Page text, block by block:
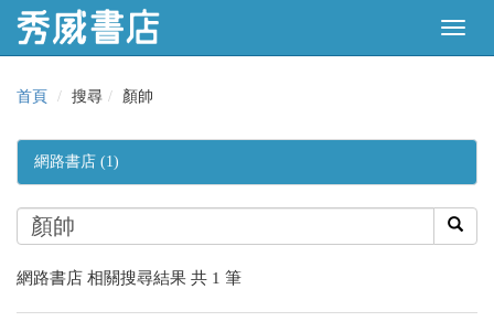
首頁 搜尋 顏帥
網路書店 (1)
網路書店 相關搜尋結果 共 1 筆